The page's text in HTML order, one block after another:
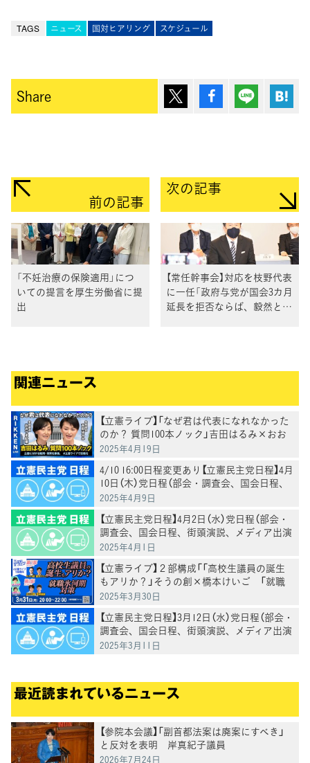
TAGS ニュース 国対ヒアリング スケジュール
Share ポスト シェア Lineで送
前の記事
「不妊治療の保険適用」につ
いての提言を厚生労働省に提
出
次の記事
【常任幹事会】対応を枝野代表
に一任「政府与党が国会3カ月
延長を拒否ならば、毅然と対
関連ニュース
【立憲ライブ】「なぜ君は代表になれなかった
のか？ 質問100本ノック」吉田はるみ×おお
つき紅葉
2025年4月19日
4/10 16:00日程変更あり【立憲民主党日程】4月
10日（木）党日程（部会・調査会、国会日程、
街頭演説、メディア出演等）
2025年4月9日
【立憲民主党日程】4月2日（水）党日程（部会・
調査会、国会日程、街頭演説、メディア出演
等）
2025年4月1日
【立憲ライブ】２部構成「「高校生議員の誕生
もアリか？」そうの創×橋本けいご 「就職
氷河期対策」吉川沙織×馬場雄基 司会：お
2025年3月30日
【立憲民主党日程】3月12日（水）党日程（部会・
調査会、国会日程、街頭演説、メディア出演
等）
2025年3月11日
最近読まれているニュース
【参院本会議】「副首都法案は廃案にすべき」
と反対を表明 岸真紀子議員
2026年7月24日